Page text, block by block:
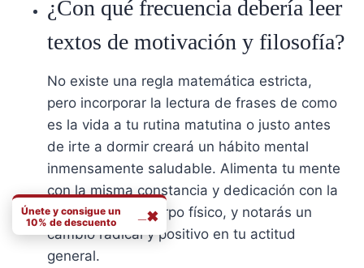
¿Con qué frecuencia debería leer
textos de motivación y filosofía?
No existe una regla matemática estricta,
pero incorporar la lectura de frases de como
es la vida a tu rutina matutina o justo antes
de irte a dormir creará un hábito mental
inmensamente saludable. Alimenta tu mente
con la misma constancia y dedicación con la
que cuidas tu cuerpo físico, y notarás un
cambio radical y positivo en tu actitud
general.
Únete y consigue un
10% de descuento
✖